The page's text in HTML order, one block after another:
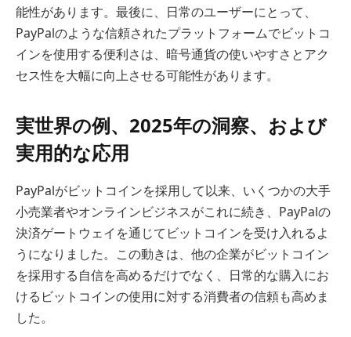
能性があります。最後に、日常のユーザーにとって、
PayPalのような信頼されたプラットフォームでビットコ
インを使用する便利さは、暗号通貨の使いやすさとアク
セス性を大幅に向上させる可能性があります。
実世界の例、2025年の洞察、および
実用的な応用
PayPalがビットコインを採用して以来、いくつかの大手
小売業者やオンラインビジネスがこれに続き、PayPalの
決済ゲートウェイを通じてビットコインを受け入れるよ
うになりました。この動きは、他の企業がビットコイン
を採用する自信を高めるだけでなく、日常的な購入にお
けるビットコインの使用に対する消費者の信頼も高めま
した。